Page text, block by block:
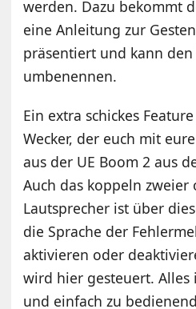
werden. Dazu bekommt
eine Anleitung zur
präsentiert und kann den
umbenennen.
Ein extra schickes
Wecker, der euch mit
aus der UE Boom 2 aus
Auch das koppeln
Lautsprecher ist über
die Sprache der
aktivieren oder
wird hier gesteuert. Alles
und einfach zu